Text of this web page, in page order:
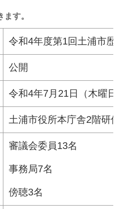
す。
令和4年度第1回土浦市歴
公開
令和4年7月21日（木曜日
土浦市役所本庁舎2階研
審議会委員13名
事務局7名
傍聴3名